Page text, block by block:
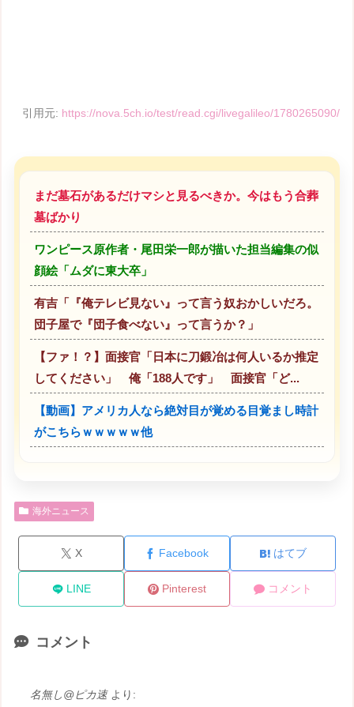
引用元: https://nova.5ch.io/test/read.cgi/livegalileo/1780265090/
まだ墓石があるだけマシと見るべきか。今はもう合葬
墓ばかり
ワンピース原作者・尾田栄一郎が描いた担当編集の似
顔絵「ムダに東大卒」
有吉「『俺テレビ見ない』って言う奴おかしいだろ。
団子屋で『団子食べない』って言うか？」
【ファ！？】面接官「日本に刀鍛冶は何人いるか推定
してください」 俺「188人です」 面接官「ど...
【動画】アメリカ人なら絶対目が覚める目覚まし時計
がこちらｗｗｗｗｗ他
海外ニュース
X Facebook はてブ
LINE Pinterest コメント
コメント
名無し@ピカ速 より: